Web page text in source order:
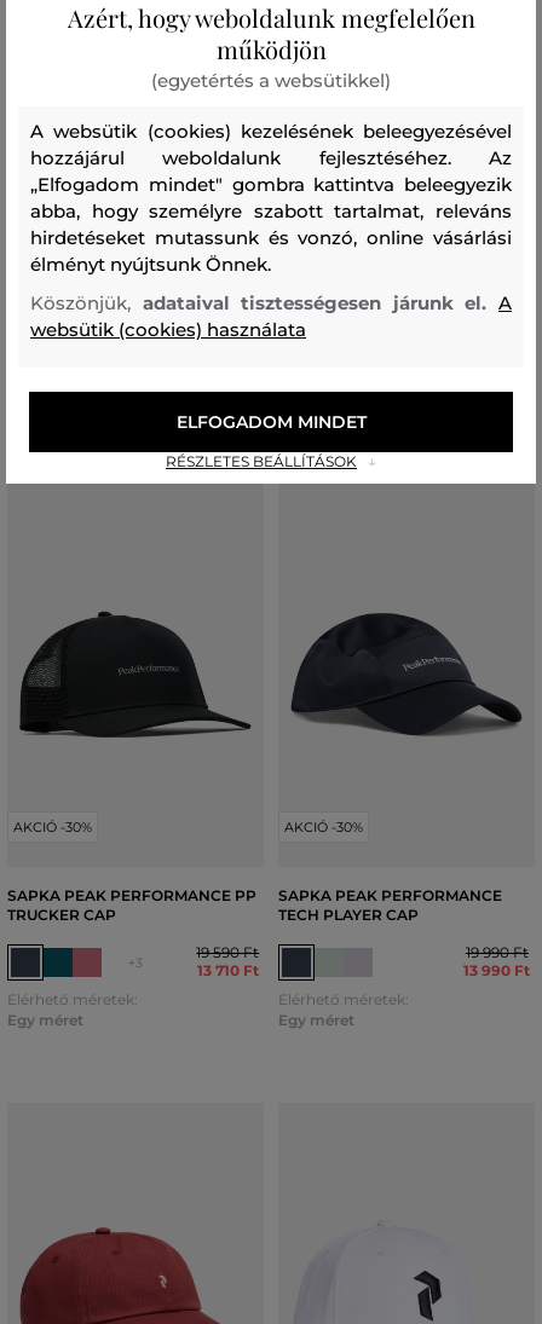
AKCIÓ -30%
SAPKA PEAK PERFORMANCE
SEASONAL ARTWORK CAP
19 590 Ft
AKCIÓ -30%
PERFORMANCE VISOR
AKCIÓ -30%
SAPKA PEAK PERFORMANCE PP
TRUCKER CAP
+3
19 590 Ft
13 710 Ft
Elérhető méretek:
Egy méret
AKCIÓ -30%
SAPKA PEAK PERFORMANCE
TECH PLAYER CAP
19 990 Ft
13 990 Ft
Elérhető méretek:
Egy méret
Azért, hogy weboldalunk megfelelően
működjön
(egyetértés a websütikkel)
A websütik (cookies) kezelésének beleegyezésével
hozzájárul weboldalunk fejlesztéséhez. Az
„Elfogadom mindet" gombra kattintva beleegyezik
abba, hogy személyre szabott tartalmat, releváns
hirdetéseket mutassunk és vonzó, online vásárlási
élményt nyújtsunk Önnek.
Köszönjük, adataival tisztességesen járunk el.A
websütik (cookies) használata
RÉSZLETES BEÁLLÍTÁSOK
ELFOGADOM MINDET